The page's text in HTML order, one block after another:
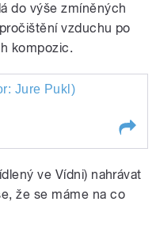
do výše zmíněných
vzduchu po
kompozic.
Pukl)
Jure Pukl)
ve Vídni) nahrávat
že se máme na co